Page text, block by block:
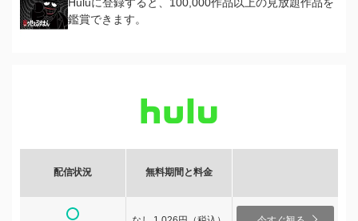
鑑賞できます。
配信状況 無料期間と料金